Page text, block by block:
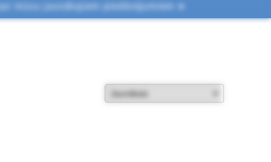
mūsu jaunākajiem piedāvājumiem ➤